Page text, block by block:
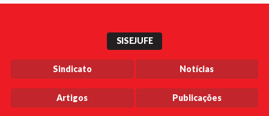
SISEJUFE
Sindicato Notícias
Artigos Publicações